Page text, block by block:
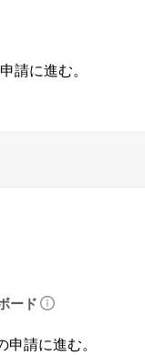
請に進む。
ード
請に進む。